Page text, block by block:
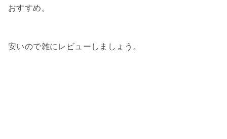
おすすめ。
安いので雑にレビューしましょう。